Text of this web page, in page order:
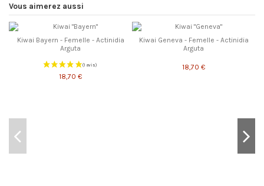
Vous aimerez aussi
Kiwai Bayern - Femelle - Actinidia
Arguta
18,70 €
Kiwai Geneva - Femelle - Actinidia
Arguta
18,70 €